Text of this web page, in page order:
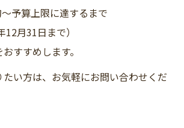
予算上限に達するまで
12月31日まで）
すすめします。
い方は、お気軽にお問い合わせくだ